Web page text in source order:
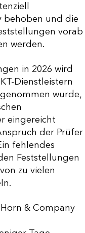
behoben und die
vorab
werden.
in 2026 wird
Dienstleistern
wurde,
eingereicht
der Prüfer
fehlendes
Feststellungen
zu vielen
& Company